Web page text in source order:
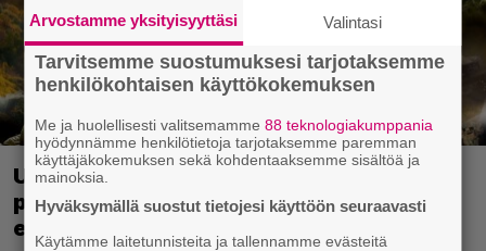
Ubisoft vahvisti uuden Ghost Recon -
pelin – kutsuu pelaajat mukaan
ennakkotestiin
Arvostamme yksityisyyttäsi Valintasi
Tarvitsemme suostumuksesi tarjotaksemme
henkilökohtaisen käyttökokemuksen
Me ja huolellisesti valitsemamme88 teknologiakumppania
hyödynnämme henkilötietoja tarjotaksemme paremman
käyttäjäkokemuksen sekä kohdentaaksemme sisältöä ja
mainoksia.
Hyväksymällä suostut tietojesi käyttöön seuraavasti
Käytämme laitetunnisteita ja tallennamme evästeitä